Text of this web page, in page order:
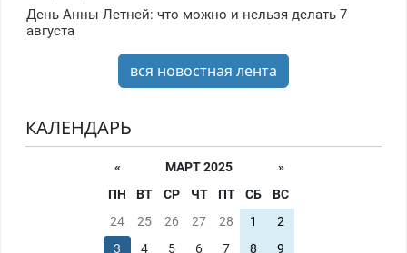
День Анны Летней: что можно и нельзя делать 7
августа
вся новостная лента
КАЛЕНДАРЬ
« МАРТ 2025
»
ПН
ВТ СР ЧТ ПТ СБ
ВС
24
25 26 27 28 1
2
3
4 5 6 7 8
9